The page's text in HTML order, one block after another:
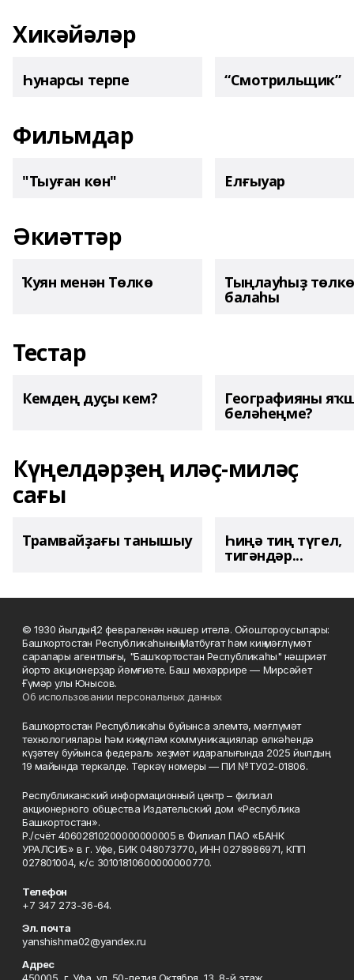
Хикәйәләр
Һунарсы терпе “Смотрильщик”
Фильмдар
"Тыуған көн" Елғыуар
Әкиәттәр
Ҡуян менән Төлкө Тыңлауһыҙ төлкө
балаһы
Тестар
Кемдең дуҫы кем? Географияны
беләһеңме?
Күңелдәрҙең иләҫ-миләҫ
сағы
Трамвайҙағы танышыу Һиңә тиң түгел,
тигәндәр...
© 1930 йылдың 12 февраленән нәшер ителә. Ойоштороусылары:
Башҡортостан Республикаһының Матбуғат һәм киң мәғлүмәт
саралары агентлығы, "Башҡортостан Республикаһы" нәшриәт
йорто акционерҙар йәмғиәте. Баш мөхәррире — Мирсәйет
Ғүмәр улы Юнысов.
Об использовании персональных данных
Башҡортостан Республикаһы буйынса элемтә, мәғлүмәт
технологиялары һәм киңкүләм коммуникациялар өлкәһендә
күҙәтеү буйынса федераль хеҙмәт идаралығында 2025 йылдың
19 майында теркәлде. Теркәү номеры — ПИ №ТУ02-01806.
Республиканский информационный центр – филиал
акционерного общества Издательский дом «Республика
Башкортостан».
Р./счёт 40602810200000000005 в Филиал ПАО «БАНК
УРАЛСИБ» в г. Уфе, БИК 048073770, ИНН 0278986971, КПП
027801004, к/с 30101810600000000770.
Телефон
+7 347 273-36-64.
Эл. почта
yanshishma02@yandex.ru
Адрес